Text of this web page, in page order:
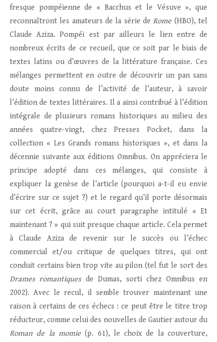
fresque pompéienne de « Bacchus et le Vésuve », que
reconnaîtront les amateurs de la série deRome (HBO), tel
Claude Aziza. Pompéi est par ailleurs le lien entre de
nombreux écrits de ce recueil, que ce soit par le biais de
textes latins ou d’œuvres de la littérature française. Ces
mélanges permettent en outre de découvrir un pan sans
doute moins connu de l’activité de l’auteur, à savoir
l’édition de textes littéraires. Il a ainsi contribué à l’édition
intégrale de plusieurs romans historiques au milieu des
années quatre-vingt, chez Presses Pocket, dans la
collection « Les Grands romans historiques », et dans la
décennie suivante aux éditions Omnibus. On appréciera le
principe adopté dans ces mélanges, qui consiste à
expliquer la genèse de l’article (pourquoi a-t-il eu envie
d’écrire sur ce sujet ?) et le regard qu’il porte désormais
sur cet écrit, grâce au court paragraphe intitulé « Et
maintenant ? » qui suit presque chaque article. Cela permet
à Claude Aziza de revenir sur le succès ou l’échec
commercial et/ou critique de quelques titres, qui ont
conduit certains bien trop vite au pilon (tel fut le sort des
Drames romantiques de Dumas, sorti chez Omnibus en
2002). Avec le recul, il semble trouver maintenant une
raison à certains de ces échecs : ce peut être le titre trop
réducteur, comme celui des nouvelles de Gautier autour du
Roman de la momie(p. 61), le choix de la couverture,